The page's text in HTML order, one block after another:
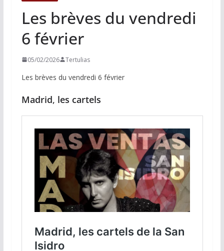
Les brèves du vendredi
6 février
05/02/2026 Tertulias
Les brèves du vendredi 6 février
Madrid, les cartels